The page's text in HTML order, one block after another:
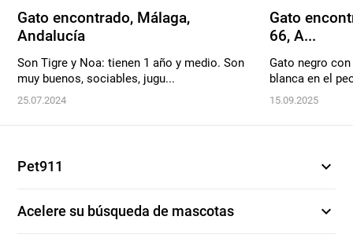
Gato encontrado, Málaga,
Andalucía
Son Tigre y Noa: tienen 1 año y medio. Son
muy buenos, sociables, jugu...
25.07.2024
Gato
66, A...
Gato negro
blanca en el
15.09.2025
Pet911 expand_more
Acelere su búsqueda de mascotas expand_more